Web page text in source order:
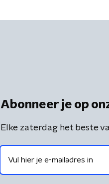
Abonneer je op
Elke zaterdag het beste